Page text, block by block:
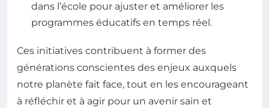
dans l’école pour ajuster et améliorer les
programmes éducatifs en temps réel.
Ces initiatives contribuent à former des
générations conscientes des enjeux auxquels
notre planète fait face, tout en les encourageant
à réfléchir et à agir pour un avenir sain et